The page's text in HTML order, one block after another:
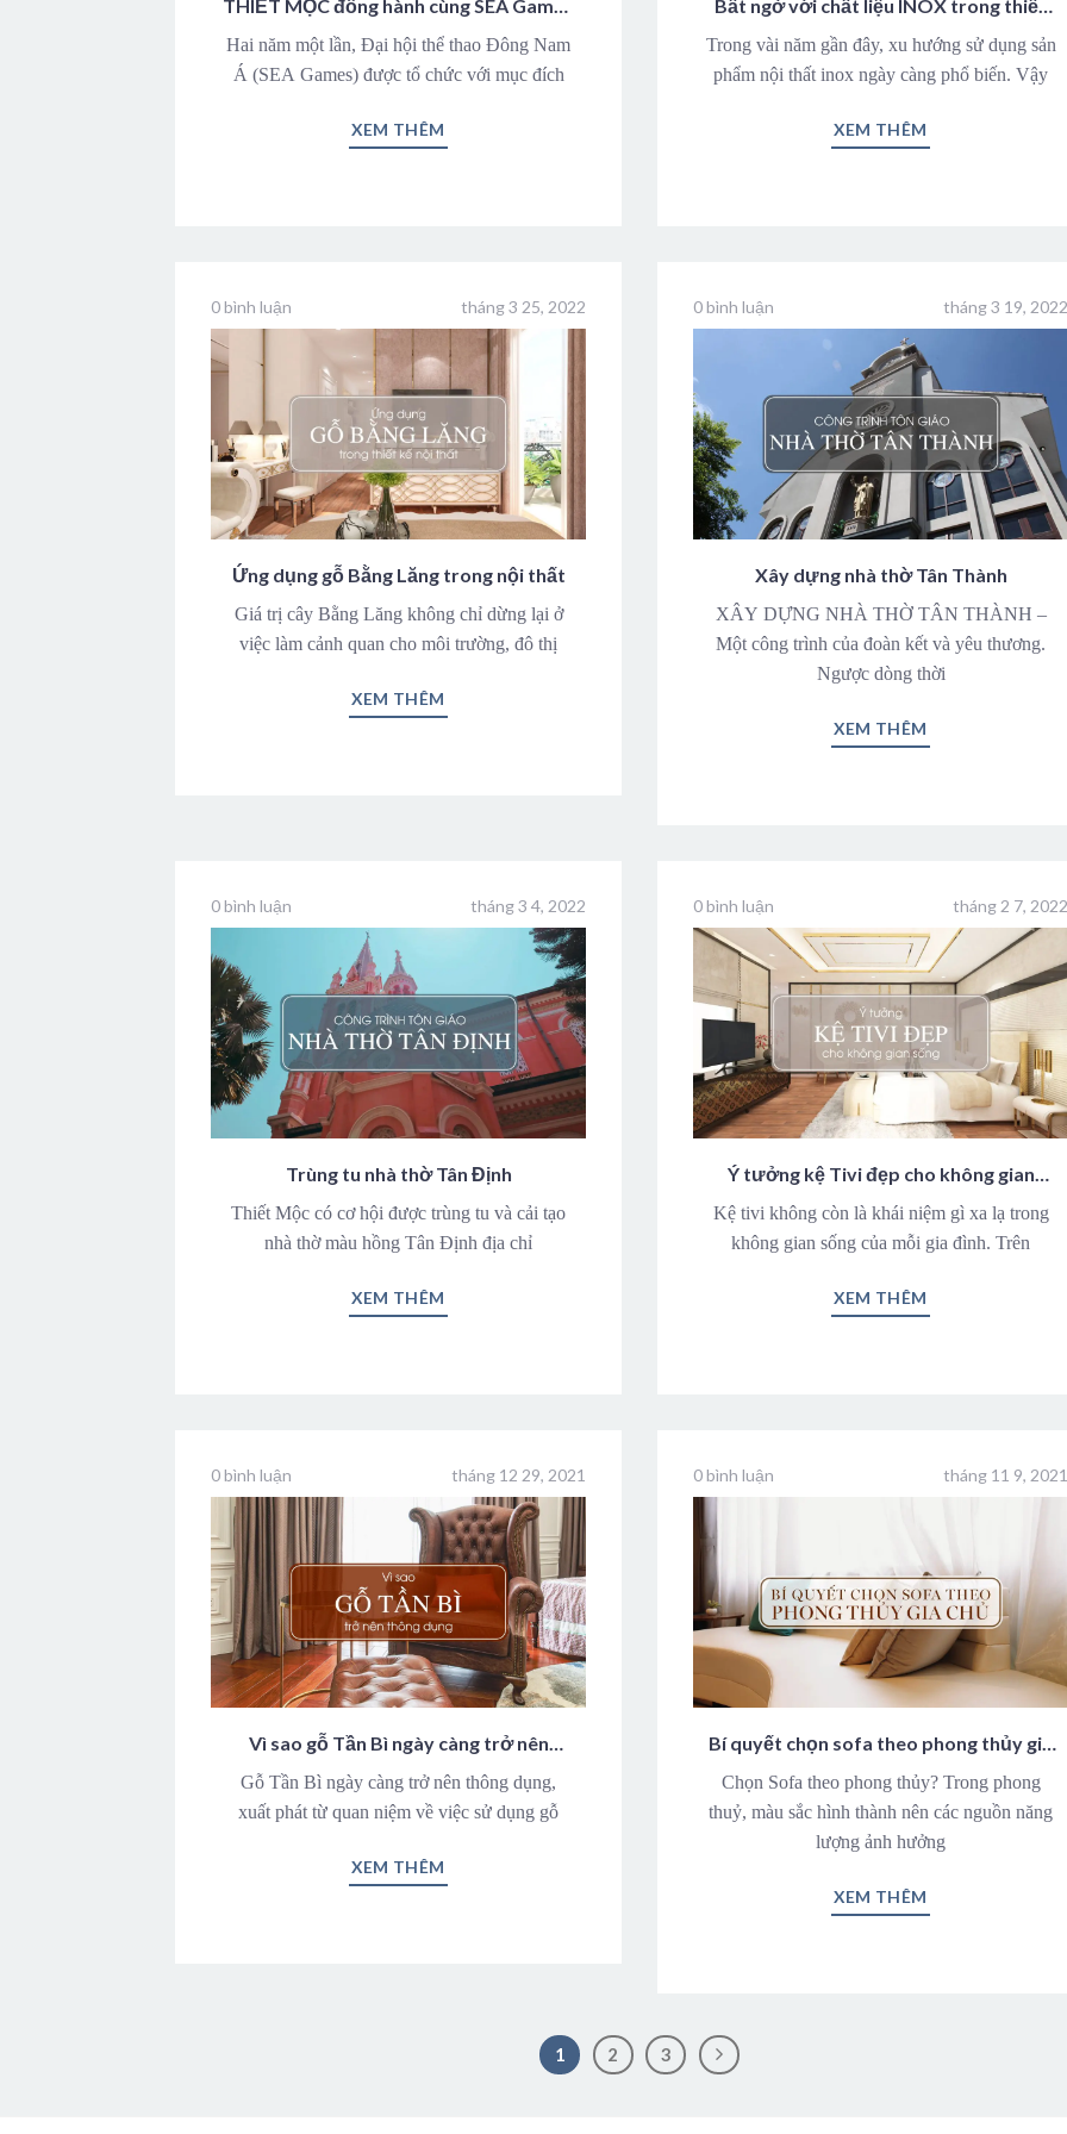
THIẾT MỘC đồng hành cùng SEA Games
Hai năm một lần, Đại hội thể thao Đông Nam
Á (SEA Games) được tổ chức với mục đích
XEM THÊM
Bất ngờ với chất liệu INOX trong thiết
Trong vài năm gần đây, xu hướng sử dụng sản
phẩm nội thất inox ngày càng phổ biến. Vậy
XEM THÊM
0 bình luận tháng 3 25, 2022
Ứng dụng gỗ Bằng Lăng trong nội thất
Giá trị cây Bằng Lăng không chỉ dừng lại ở
việc làm cảnh quan cho môi trường, đô thị
XEM THÊM
0 bình luận tháng 3 19, 2022
Xây dựng nhà thờ Tân Thành
XÂY DỰNG NHÀ THỜ TÂN THÀNH –
Một công trình của đoàn kết và yêu thương.
Ngược dòng thời
XEM THÊM
0 bình luận tháng 3 4, 2022
Trùng tu nhà thờ Tân Định
Thiết Mộc có cơ hội được trùng tu và cải tạo
nhà thờ màu hồng Tân Định địa chỉ
XEM THÊM
0 bình luận tháng 2 7, 2022
Ý tưởng kệ Tivi đẹp cho không gian
Kệ tivi không còn là khái niệm gì xa lạ trong
không gian sống của mỗi gia đình. Trên
XEM THÊM
0 bình luận tháng 12 29, 2021
Vì sao gỗ Tần Bì ngày càng trở nên
Gỗ Tần Bì ngày càng trở nên thông dụng,
xuất phát từ quan niệm về việc sử dụng gỗ
XEM THÊM
0 bình luận tháng 11 9, 2021
Bí quyết chọn sofa theo phong thủy gia
Chọn Sofa theo phong thủy? Trong phong
thuỷ, màu sắc hình thành nên các nguồn năng
lượng ảnh hưởng
XEM THÊM
1 2 3